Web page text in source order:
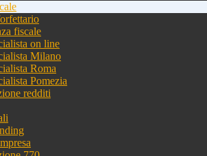
fiscale
on line
Milano
Roma
Pomezia
redditi